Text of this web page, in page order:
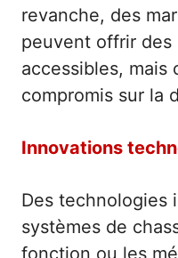
revanche, des
peuvent offrir des
accessibles, mais
compromis sur la
Innovations
Des technologies
systèmes de
fonction ou les